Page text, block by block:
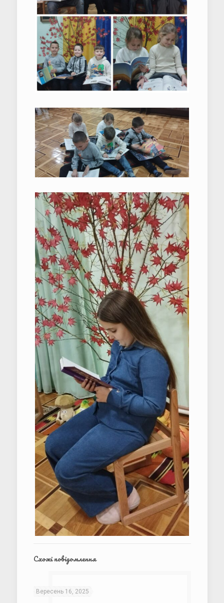
Схожі повідомлення
Вересень 16, 2025